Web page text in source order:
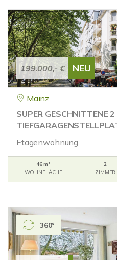
199.000,- € NEU
Mainz
SUPER GESCHNITTENE
Etagenwohnung
46 m²
WOHNFLÄCHE
2
ZIMMER
360°